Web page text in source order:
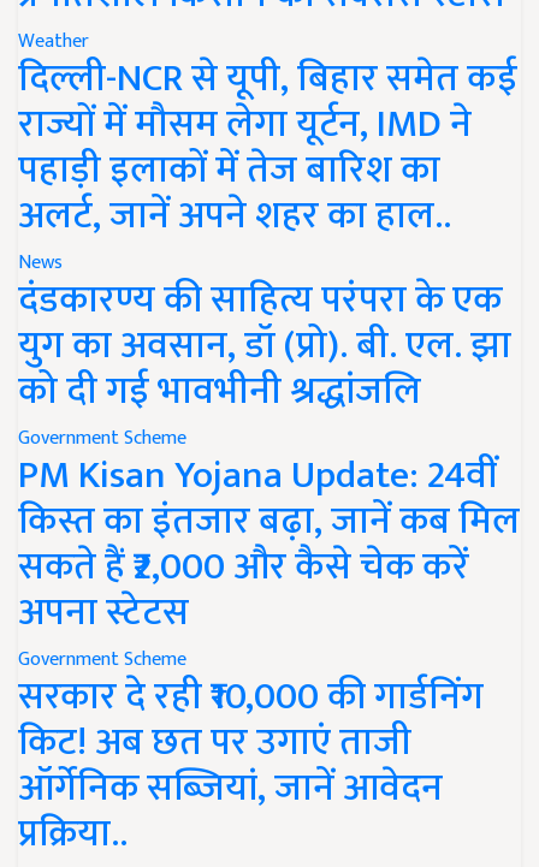
Weather
दिल्ली-NCR से यूपी, बिहार समेत कई
राज्यों में मौसम लेगा यूर्टन, IMD ने
पहाड़ी इलाकों में तेज बारिश का
अलर्ट, जानें अपने शहर का हाल..
News
दंडकारण्य की साहित्य परंपरा के एक
युग का अवसान, डॉ (प्रो). बी. एल. झा
को दी गई भावभीनी श्रद्धांजलि
Government Scheme
PM Kisan Yojana Update: 24वीं
किस्त का इंतजार बढ़ा, जानें कब मिल
सकते हैं ₹2,000 और कैसे चेक करें
अपना स्टेटस
Government Scheme
सरकार दे रही ₹10,000 की गार्डनिंग
किट! अब छत पर उगाएं ताजी
ऑर्गेनिक सब्जियां, जानें आवेदन
प्रक्रिया..